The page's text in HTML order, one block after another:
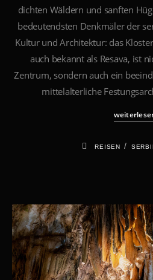
dichten Wäldern und sanften
bedeutendsten Denkmäler der
Kultur und Architektur: das
auch bekannt als Resava, ist
Zentrum, sondern auch ein
mittelalterliche
REISEN /